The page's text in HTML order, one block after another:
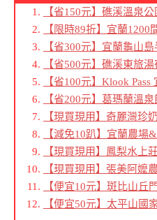
【省150元】礁溪溫泉
【限時89折】宜蘭1200
【省300元】宜蘭龜山
【省500元】礁溪東旅
【省100元】Klook
【省200元】葛瑪蘭溫
【現買現用】奇麗灣珍
【減免10趴】宜蘭農場
【現買現用】鳳梨水上
【現買現用】張美阿嬤
【便宜10元】斑比山丘
【便宜50元】太平山國